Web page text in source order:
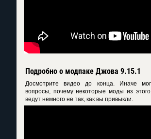
Подробно о модпаке Джова 9.15.1
Досмотрите видео до конца. Иначе
вопросы, почему некоторые моды из
ведут немного не так, как вы привыкли.